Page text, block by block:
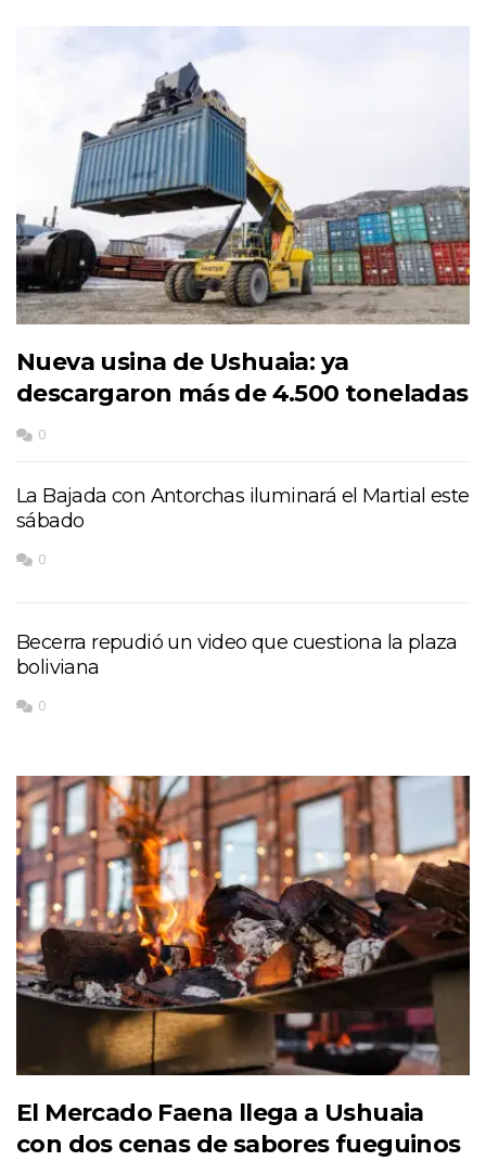
Nueva usina de Ushuaia: ya
descargaron más de 4.500 toneladas
0
La Bajada con Antorchas iluminará el Martial este
sábado
0
Becerra repudió un video que cuestiona la plaza
boliviana
0
El Mercado Faena llega a Ushuaia
con dos cenas de sabores fueguinos